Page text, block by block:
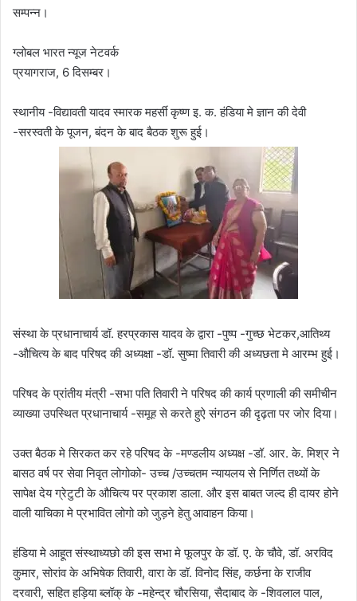
सम्पन्न।
ग्लोबल भारत न्यूज नेटवर्क
प्रयागराज, 6 दिसम्बर।
स्थानीय -विद्यावती यादव स्मारक महर्सी कृष्ण इ. क. हंडिया मे ज्ञान की देवी
-सरस्वती के पूजन, बंदन के बाद बैठक शुरू हुई।
संस्था के प्रधानाचार्य डॉ. हरप्रकास यादव के द्वारा -पुष्प -गुच्छ भेटकर,आतिथ्य
-औचित्य के बाद परिषद की अध्यक्षा -डॉ. सुष्मा तिवारी की अध्यछता मे आरम्भ हुई।
परिषद के प्रांतीय मंत्री -सभा पति तिवारी ने परिषद की कार्य प्रणाली की समीचीन
व्याख्या उपस्थित प्रधानाचार्य -समूह से करते हुऐ संगठन की दृढ़ता पर जोर दिया।
उक्त बैठक मे सिरकत कर रहे परिषद के -मण्डलीय अध्यक्ष -डॉ. आर. के. मिश्र ने
बासठ वर्ष पर सेवा निवृत लोगोको- उच्च /उच्चतम न्यायलय से निर्णित तथ्यों के
सापेक्ष देय ग्रेटुटी के औचित्य पर प्रकाश डाला. और इस बाबत जल्द ही दायर होने
वाली याचिका मे प्रभावित लोगो को जुड़ने हेतु आवाहन किया।
हंडिया मे आहूत संस्थाध्यछो की इस सभा मे फूलपुर के डॉ. ए. के चौवे, डॉ. अरविद
कुमार, सोरांव के अभिषेक तिवारी, वारा के डॉ. विनोद सिंह, कर्छना के राजीव
दरवारी, सहित हड़िया ब्लॉक् के -महेन्द्र चौरसिया, सैदाबाद के -शिवलाल पाल,